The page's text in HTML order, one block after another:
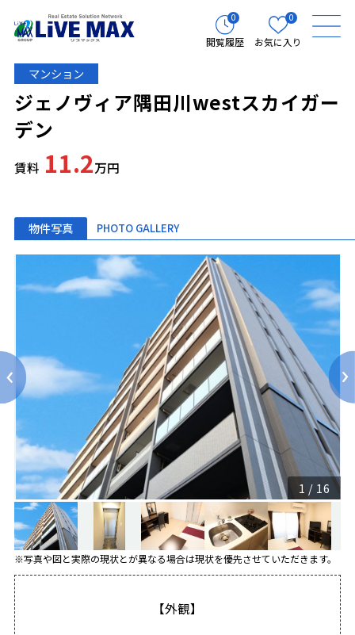
0
閲覧履歴
0
お気に入り
マンション
ジェノヴィア隅田川westスカイガー
デン
賃料 11.2万円
物件写真 PHOTO GALLERY
1 / 16
※写真や図と実際の現状とが異なる場合は現状を優先させていただきます。
【外観】